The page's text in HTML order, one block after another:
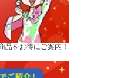
品をお得にご案内！